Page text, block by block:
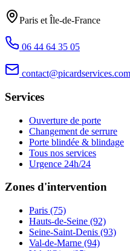
Paris et Île-de-France
06 44 64 35 05
contact@picardservices.com
Services
Ouverture de porte
Changement de serrure
Porte blindée & blindage
Tous nos services
Urgence 24h/24
Zones d'intervention
Paris (75)
Hauts-de-Seine (92)
Seine-Saint-Denis (93)
Val-de-Marne (94)